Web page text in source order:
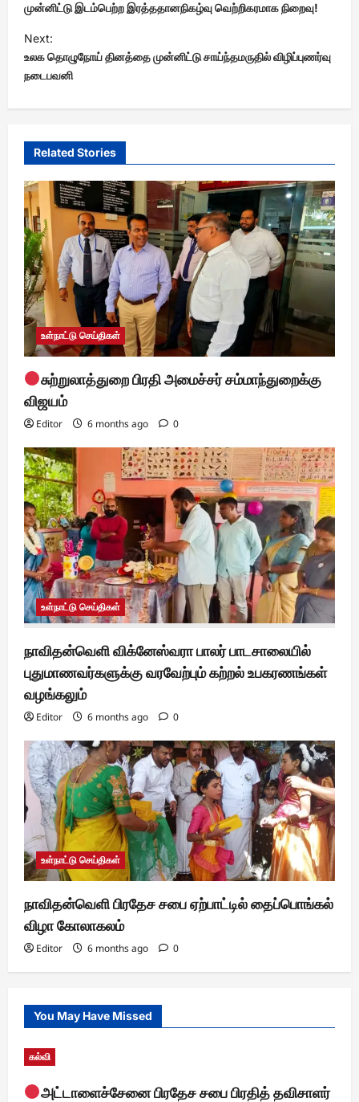
s
t
n
a
v
g
a
t
i
o
n
முன்னிட்டு இடம்பெற்ற இரத்ததானநிகழ்வு வெற்றிகரமாக நிறைவு!
Next:
உலக தொழுநோய் தினத்தை முன்னிட்டு சாய்ந்தமருதில் விழிப்புணர்வு
நடைபவனி
Related Stories
உள்நாட்டு செய்திகள்
சுற்றுலாத்துறை பிரதி அமைச்சர் சம்மாந்துறைக்கு
விஜயம்
Editor 6 months ago 0
உள்நாட்டு செய்திகள்
நாவிதன்வெளி விக்னேஸ்வரா பாலர் பாடசாலையில்
புதுமாணவர்களுக்கு வரவேற்பும் கற்றல் உபகரணங்கள்
வழங்கலும்
Editor 6 months ago 0
உள்நாட்டு செய்திகள்
நாவிதன்வெளி பிரதேச சபை ஏற்பாட்டில் தைப்பொங்கல்
விழா கோலாகலம்
Editor 6 months ago 0
You May Have Missed
கல்வி
அட்டாளைச்சேனை பிரதேச சபை பிரதித் தவிசாளர்